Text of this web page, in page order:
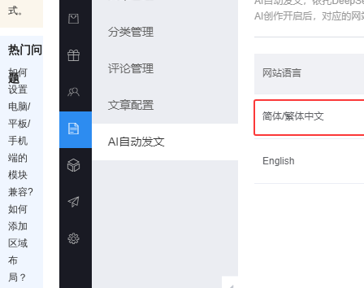
式。
热门问
题
如何
设置
电脑/
平板/
手机
端的
模块
兼容?
如何
添加
区域
布
局？